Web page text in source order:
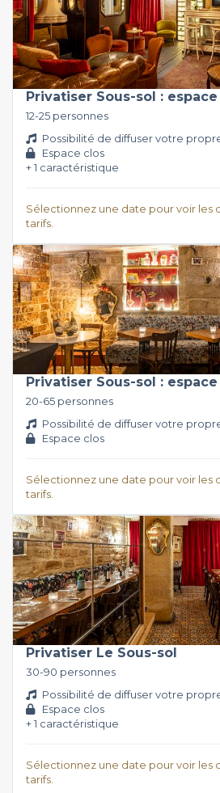
Privatiser Sous-sol :
12-25 personnes
Possibilité de diffuser votre
Espace clos
+ 1 caractéristique
Sélectionnez une date pour voir les
tarifs.
Privatiser Sous-sol :
20-65 personnes
Possibilité de diffuser votre
Espace clos
Sélectionnez une date pour voir les
tarifs.
Privatiser Le Sous-sol
30-90 personnes
Possibilité de diffuser votre
Espace clos
+ 1 caractéristique
Sélectionnez une date pour voir les
tarifs.